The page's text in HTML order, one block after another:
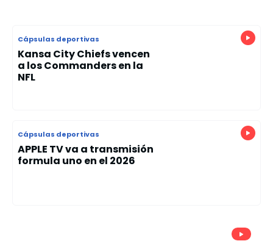
Cápsulas deportivas
Kansa City Chiefs vencen
a los Commanders en la
NFL
Cápsulas deportivas
APPLE TV va a transmisión
formula uno en el 2026